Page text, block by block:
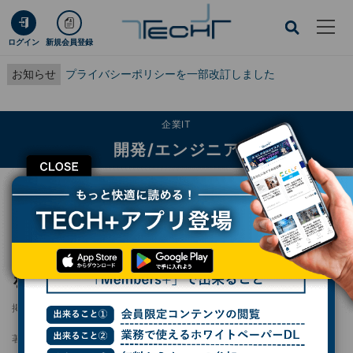
ログイン 新規会員登録
お知らせ プライバシーポリシーを一部改訂しました
CLOSE
企業IT
開発/エンジニア
TECH+ 企業IT
開発/エンジニア
MicrosoftのCopilotがパワーユーザーの支持を失っている
MicrosoftのCopilotがパワーユーザーの支持
を失っている
掲載日 2025/04/24 10:35
著者： 杉山貴章